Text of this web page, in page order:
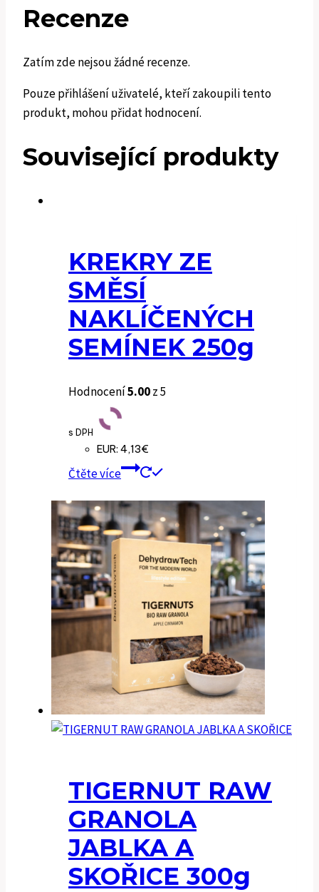
Recenze
Zatím zde nejsou žádné recenze.
Pouze přihlášení uživatelé, kteří zakoupili tento
produkt, mohou přidat hodnocení.
Související produkty
KREKRY ZE
SMĚSÍ
NAKLÍČENÝCH
SEMÍNEK 250g
Hodnocení5.00z 5
s DPH
EUR: 4,13€
Čtěte více
TIGERNUT RAW
GRANOLA
JABLKA A
SKOŘICE 300g